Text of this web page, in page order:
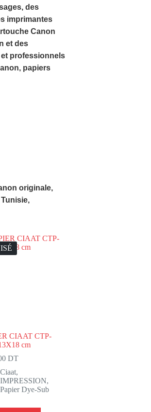
des
imprimantes
Canon
et des
professionnels
papiers
originale,
CIAAT CTP-
cm
DT
Ciaat,
IMPRESSION,
Papier Dye-Sub